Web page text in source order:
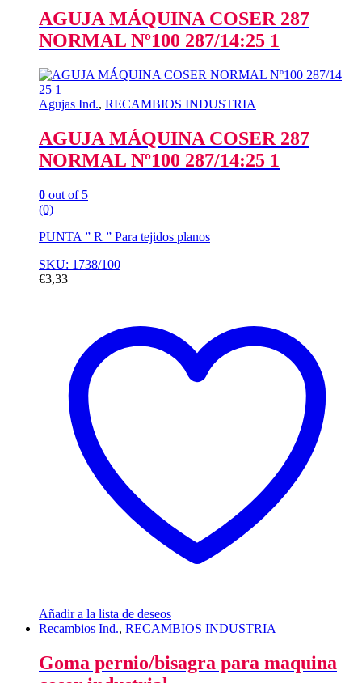
AGUJA MÁQUINA COSER 287
NORMAL Nº100 287/14:25 1
Agujas Ind., RECAMBIOS INDUSTRIA
AGUJA MÁQUINA COSER 287
NORMAL Nº100 287/14:25 1
0 out of 5
(0)
PUNTA ” R ” Para tejidos planos
SKU: 1738/100
€3,33
Añadir a la lista de deseos
Recambios Ind., RECAMBIOS INDUSTRIA
Goma pernio/bisagra para maquina